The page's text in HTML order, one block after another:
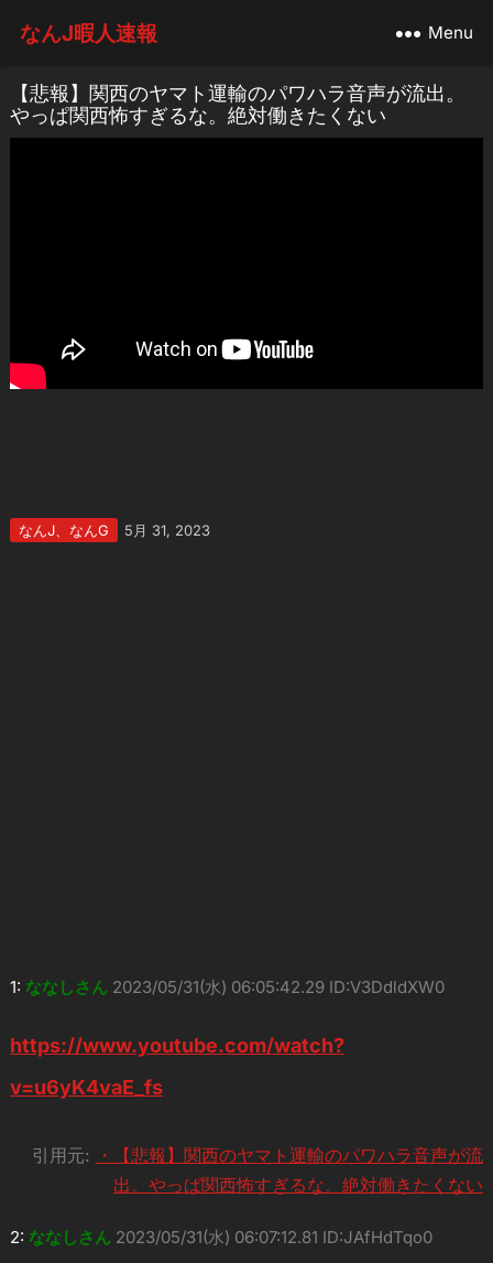
なんJ暇人速報 Menu
【悲報】関西のヤマト運輸のパワハラ音声が流出。
やっぱ関西怖すぎるな。絶対働きたくない
なんJ、なんG 5月 31, 2023
1: ななしさん 2023/05/31(水) 06:05:42.29 ID:V3DdldXW0
https://www.youtube.com/watch?
v=u6yK4vaE_fs
引用元:
・【悲報】関西のヤマト運輸のパワハラ音声が流
出。やっぱ関西怖すぎるな。絶対働きたくない
2: ななしさん 2023/05/31(水) 06:07:12.81 ID:JAfHdTqo0